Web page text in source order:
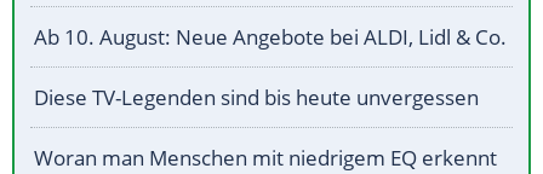
Ab 10. August: Neue Angebote bei ALDI, Lidl & Co.
Diese TV-Legenden sind bis heute unvergessen
Woran man Menschen mit niedrigem EQ erkennt